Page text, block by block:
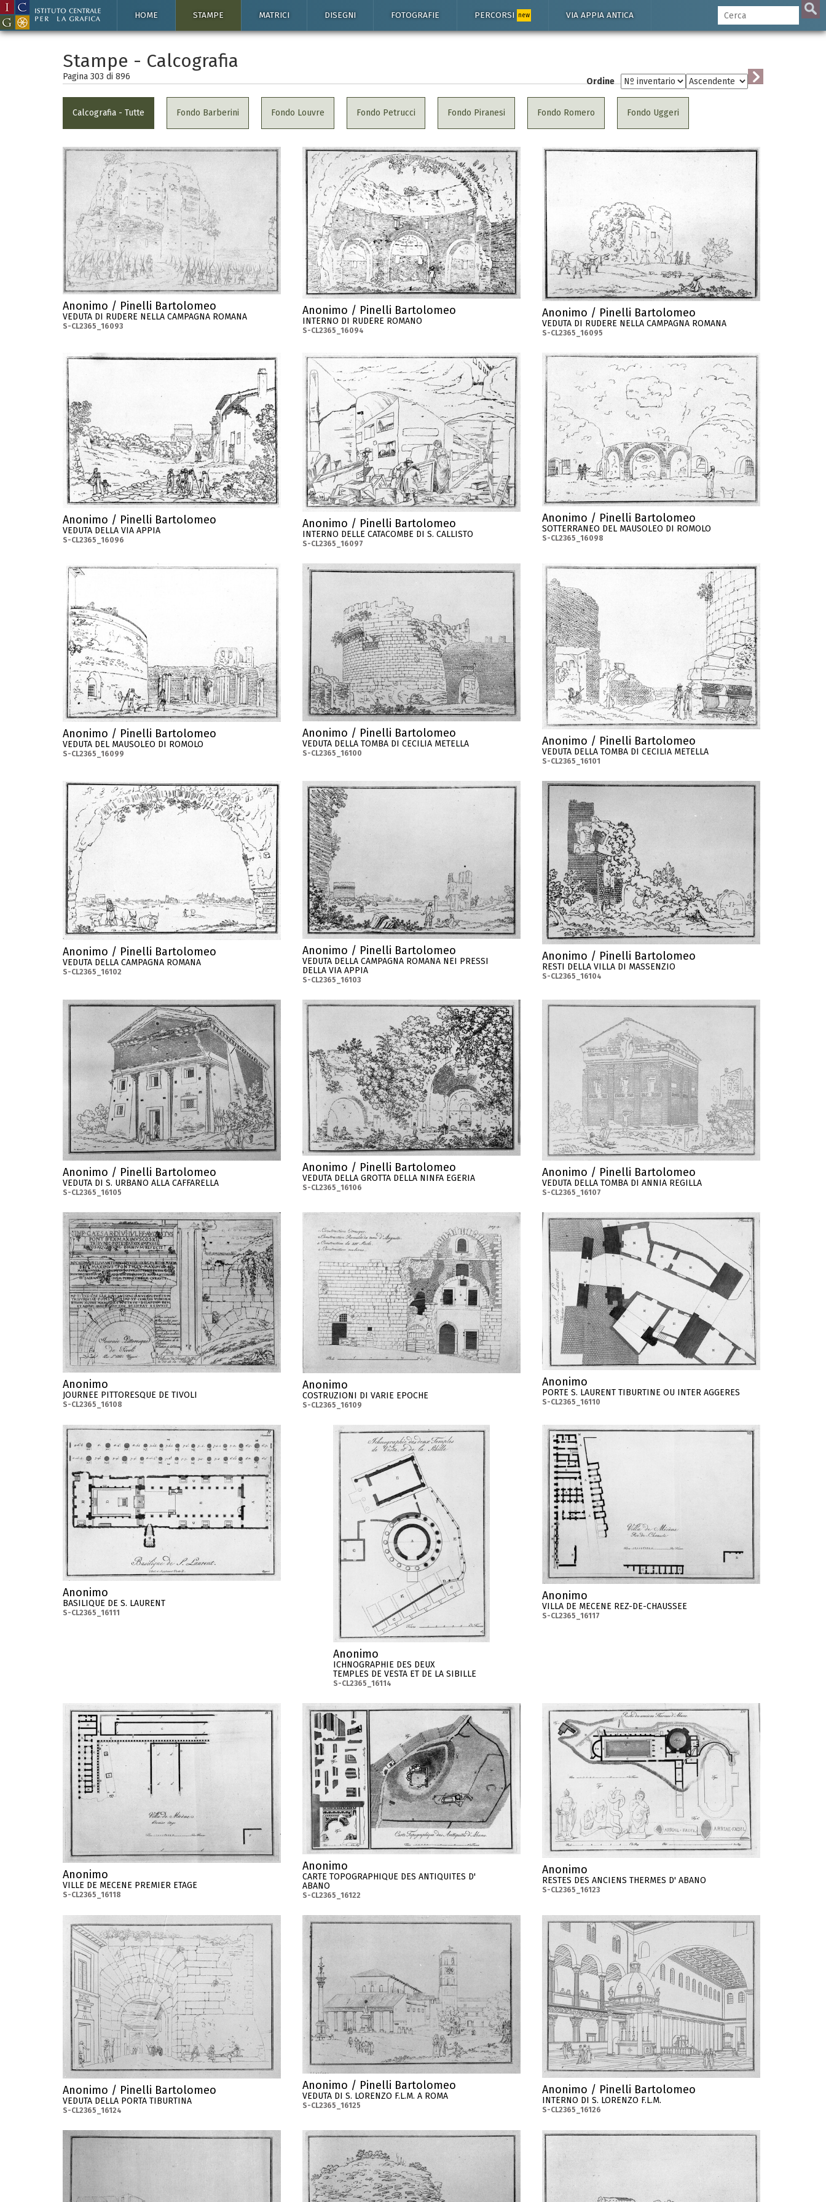
HOME STAMPE MATRICI DISEGNI FOTOGRAFIE PERCORSI new VIA APPIA ANTICA
Stampe - Calcografia
Pagina 303 di 896 Ordine
Calcografia - Tutte Fondo Barberini Fondo Louvre Fondo Petrucci Fondo Piranesi Fondo Romero Fondo Uggeri
Anonimo / Pinelli Bartolomeo
VEDUTA DI RUDERE NELLA CAMPAGNA ROMANA
S-CL2365_16093
Anonimo / Pinelli Bartolomeo
INTERNO DI RUDERE ROMANO
S-CL2365_16094
Anonimo / Pinelli Bartolomeo
VEDUTA DI RUDERE NELLA CAMPAGNA ROMANA
S-CL2365_16095
Anonimo / Pinelli Bartolomeo
VEDUTA DELLA VIA APPIA
S-CL2365_16096
Anonimo / Pinelli Bartolomeo
INTERNO DELLE CATACOMBE DI S. CALLISTO
S-CL2365_16097
Anonimo / Pinelli Bartolomeo
SOTTERRANEO DEL MAUSOLEO DI ROMOLO
S-CL2365_16098
Anonimo / Pinelli Bartolomeo
VEDUTA DEL MAUSOLEO DI ROMOLO
S-CL2365_16099
Anonimo / Pinelli Bartolomeo
VEDUTA DELLA TOMBA DI CECILIA METELLA
S-CL2365_16100
Anonimo / Pinelli Bartolomeo
VEDUTA DELLA TOMBA DI CECILIA METELLA
S-CL2365_16101
Anonimo / Pinelli Bartolomeo
VEDUTA DELLA CAMPAGNA ROMANA
S-CL2365_16102
Anonimo / Pinelli Bartolomeo
VEDUTA DELLA CAMPAGNA ROMANA NEI PRESSI
DELLA VIA APPIA
S-CL2365_16103
Anonimo / Pinelli Bartolomeo
RESTI DELLA VILLA DI MASSENZIO
S-CL2365_16104
Anonimo / Pinelli Bartolomeo
VEDUTA DI S. URBANO ALLA CAFFARELLA
S-CL2365_16105
Anonimo / Pinelli Bartolomeo
VEDUTA DELLA GROTTA DELLA NINFA EGERIA
S-CL2365_16106
Anonimo / Pinelli Bartolomeo
VEDUTA DELLA TOMBA DI ANNIA REGILLA
S-CL2365_16107
Anonimo
JOURNEE PITTORESQUE DE TIVOLI
S-CL2365_16108
Anonimo
COSTRUZIONI DI VARIE EPOCHE
S-CL2365_16109
Anonimo
PORTE S. LAURENT TIBURTINE OU INTER AGGERES
S-CL2365_16110
Anonimo
BASILIQUE DE S. LAURENT
S-CL2365_16111
Anonimo
ICHNOGRAPHIE DES DEUX
TEMPLES DE VESTA ET DE LA SIBILLE
S-CL2365_16114
Anonimo
VILLA DE MECENE REZ-DE-CHAUSSEE
S-CL2365_16117
Anonimo
VILLE DE MECENE PREMIER ETAGE
S-CL2365_16118
Anonimo
CARTE TOPOGRAPHIQUE DES ANTIQUITES D'
ABANO
S-CL2365_16122
Anonimo
RESTES DES ANCIENS THERMES D' ABANO
S-CL2365_16123
Anonimo / Pinelli Bartolomeo
VEDUTA DELLA PORTA TIBURTINA
S-CL2365_16124
Anonimo / Pinelli Bartolomeo
VEDUTA DI S. LORENZO F.L.M. A ROMA
S-CL2365_16125
Anonimo / Pinelli Bartolomeo
INTERNO DI S. LORENZO F.L.M.
S-CL2365_16126